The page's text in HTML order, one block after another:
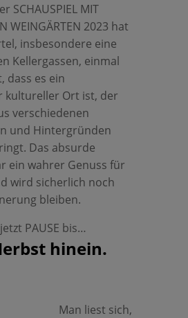
SCHAUSPIEL MIT
WEINGÄRTEN 2023 hat
insbesondere eine
Kellergassen, einmal
dass es ein
kultureller Ort ist, der
verschiedenen
und Hintergründen
Das absurde
ein wahrer Genuss für
wird sicherlich noch
bleiben.
PAUSE bis…
hinein.
Man liest sich,